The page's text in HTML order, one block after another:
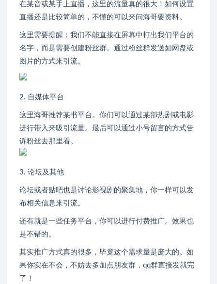
在某音或某手上直播，这里的流量真的很大！如何设置
直播还是比较简单的，不懂的可以来问海哥要资料。
这里需要提醒：我们不能直接在屏幕中打出我们平台的
名字，而是需要创建粉丝群。通过粉丝群发送如网盘或
图片的方式来引流。
2. 自媒体平台
这里海哥推荐某书平台。你们可以通过某部热剧或电影
进行带入来吸引流量。最后可以通过小号留言的方式告
诉粉丝去那里看。
3. 论坛及其他
论坛或者贴吧也是讨论影视剧的聚集地，你一样可以发
布相关信息来引流。
还有就是一些任务平台，你可以进行付费推广。效果也
是不错的。
其实推广方式真的很多，毕竟这个需求量是庞大的。如
果你实在不会，不妨去多加点朋友群，qq群直接发就完
了！